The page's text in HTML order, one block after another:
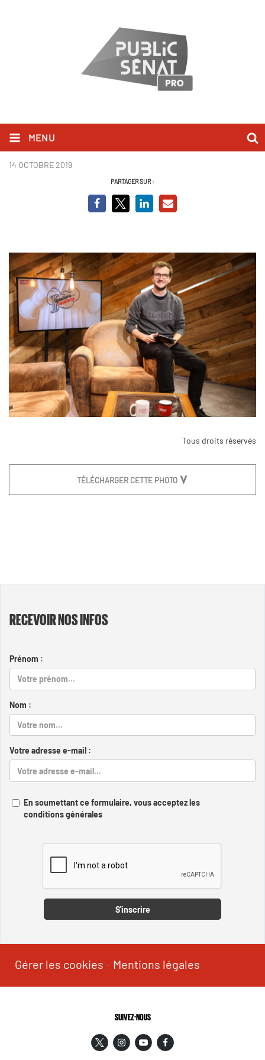
MENU
QAS
14 OCTOBRE 2019
PARTAGER SUR :
Tous droits réservés
TÉLÉCHARGER CETTE PHOTO
RECEVOIR NOS INFOS
Prénom :
Nom :
Votre adresse e-mail :
En soumettant ce formulaire, vous acceptez les
conditions générales
S'inscrire
Gérer les cookies - Mentions légales
SUIVEZ-NOUS